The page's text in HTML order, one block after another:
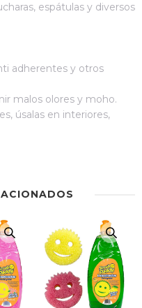
espátulas y diversos
adherentes y otros
malos olores y moho.
úsalas en interiores,